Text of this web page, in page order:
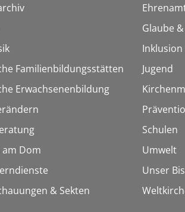
Familienbildungsstätten
Erwachsenenbildung
Dom
& Sekten
Glaube
Inklusion
Jugend
Schulen
Umwelt
Unser